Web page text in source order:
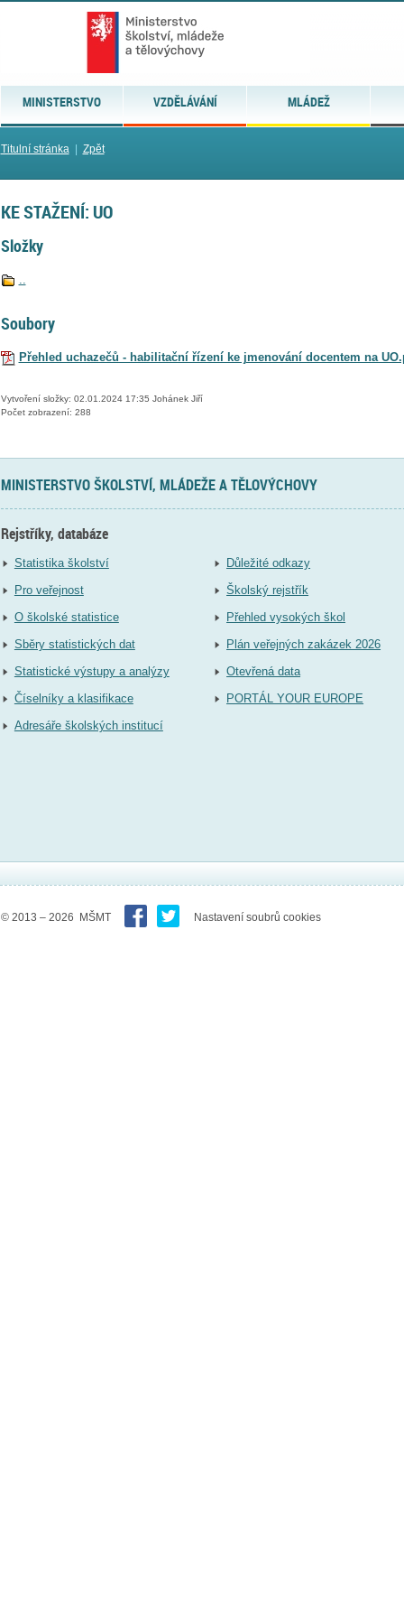
MINISTERSTVO VZDĚLÁVÁNÍ MLÁDEŽ
Titulní stránka| Zpět
KE STAŽENÍ: UO
Složky
..
Soubory
Přehled uchazečů - habilitační řízení ke jmenování docentem na
Vytvoření složky: 02.01.2024 17:35 Johánek Jiří
Počet zobrazení: 288
MINISTERSTVO ŠKOLSTVÍ, MLÁDEŽE A TĚLOVÝCHOVY
Rejstříky, databáze
Statistika školství
Pro veřejnost
O školské statistice
Sběry statistických dat
Statistické výstupy a analýzy
Číselníky a klasifikace
Adresáře školských institucí
Důležité odkazy
Školský rejstřík
Přehled vysokých škol
Plán veřejných zakázek 2026
Otevřená data
PORTÁL YOUR EUROPE
© 2013 – 2026 MŠMT Nastavení soubrů cookies